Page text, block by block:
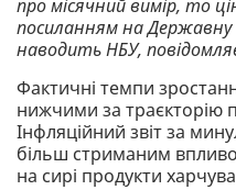
про місячний вимір, то
посиланням на
наводить НБУ,
Фактичні темпи
нижчими за траєкторію
Інфляційний звіт за
більш стриманим
на сирі продукти